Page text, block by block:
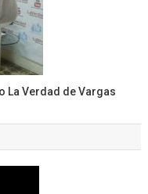
La Verdad de Vargas